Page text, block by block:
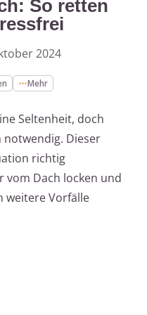
So retten
2024
Mehr
Seltenheit, doch
Dieser
richtig
vom Dach locken und
weitere Vorfälle